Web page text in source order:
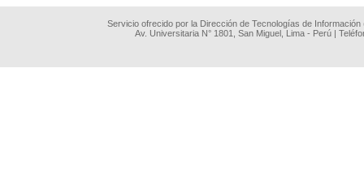
Servicio ofrecido por la Dirección de Tecnologías de
Av. Universitaria N° 1801, San Miguel, Lima - Perú |